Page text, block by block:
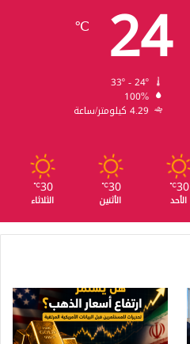
24
℃
100%
4.29 كيلومتر/ساعة
30
℃
الأحد
30
℃
الأثنين
30
℃
الثلاثاء